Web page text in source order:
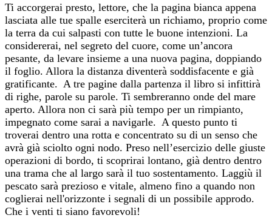
Ti accorgerai presto, lettore, che la pagina bianca appena
lasciata alle tue spalle eserciterà un richiamo, proprio come
la terra da cui salpasti con tutte le buone intenzioni. La
considererai, nel segreto del cuore, come un’ancora
pesante, da levare insieme a una nuova pagina, doppiando
il foglio. Allora la distanza diventerà soddisfacente e già
gratificante. A tre pagine dalla partenza il libro si infittirà
di righe, parole su parole. Ti sembreranno onde del mare
aperto. Allora non ci sarà più tempo per un rimpianto,
impegnato come sarai a navigarle. A questo punto ti
troverai dentro una rotta e concentrato su di un senso che
avrà già sciolto ogni nodo. Preso nell’esercizio delle giuste
operazioni di bordo, ti scoprirai lontano, già dentro dentro
una trama che al largo sarà il tuo sostentamento. Laggiù il
pescato sarà prezioso e vitale, almeno fino a quando non
coglierai nell'orizzonte i segnali di un possibile approdo.
Che i venti ti siano favorevoli!